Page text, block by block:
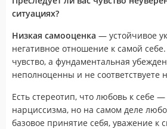
ситуациях?
Низкая самооценка — устойчивое
негативное отношение к самой
чувство, а фундаментальная
неполноценны и не соответствуете
Есть стереотип, что любовь к себе
нарциссизма, но на самом деле
базовое принятие себя, уважение к